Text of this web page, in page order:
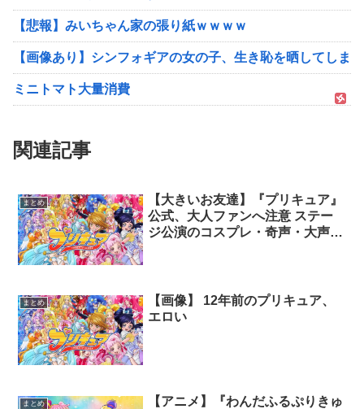
【悲報】みいちゃん家の張り紙ｗｗｗｗ
【画像あり】シンフォギアの女の子、生き恥を晒してしま
ミニトマト大量消費
関連記事
まとめ
【大きいお友達】『プリキュア』
公式、大人ファンへ注意 ステー
ジ公演のコスプレ・奇声・大声は
まとめ
【画像】 12年前のプリキュア、
エロい
まとめ
【アニメ】『わんだふるぷりきゅ